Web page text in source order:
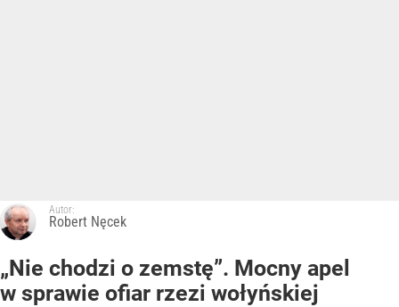
Autor:
Robert Nęcek
„Nie chodzi o zemstę”. Mocny apel
w sprawie ofiar rzezi wołyńskiej